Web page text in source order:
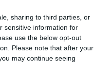
sharing to third parties, or
sensitive information for
use the below opt-out
Please note that after your
may continue seeing
: Shutterstock -Catalin Lazar